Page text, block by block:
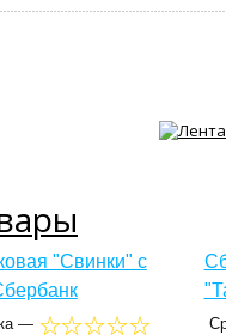
"Свинки" с
—